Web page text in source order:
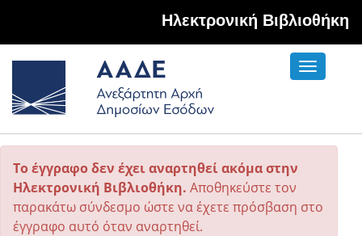
Hλεκτρονική Βιβλιοθήκη
Toggle
Το έγγραφο δεν έχει αναρτηθεί ακόμα στην
Ηλεκτρονική Βιβλιοθήκη. Αποθηκεύστε τον
παρακάτω σύνδεσμο ώστε να έχετε πρόσβαση στο
έγγραφο αυτό όταν αναρτηθεί.